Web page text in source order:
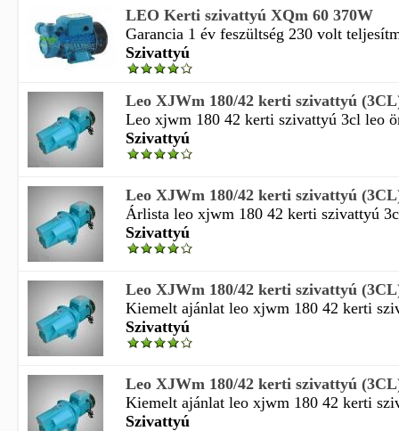
LEO Kerti szivattyú XQm 60 370W
Garancia 1 év feszültség 230 volt
Szivattyú
Leo XJWm 180/42 kerti szivattyú
Leo xjwm 180 42 kerti szivattyú 3cl leo
Szivattyú
Leo XJWm 180/42 kerti szivattyú
Árlista leo xjwm 180 42 kerti szivattyú
Szivattyú
Leo XJWm 180/42 kerti szivattyú
Kiemelt ajánlat leo xjwm 180 42 kerti
Szivattyú
Leo XJWm 180/42 kerti szivattyú
Kiemelt ajánlat leo xjwm 180 42 kerti
Szivattyú